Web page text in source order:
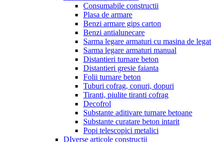
Consumabile constructii
Plasa de armare
Benzi armare gips carton
Benzi antialunecare
Sarma legare armaturi cu masina de legat
Sarma legare armaturi manual
Distantieri turnare beton
Distantieri gresie faianta
Folii turnare beton
Tuburi cofrag, conuri, dopuri
Tiranti, piulite tiranti cofrag
Decofrol
Substante aditivare turnare betoane
Substante curatare beton intarit
Popi telescopici metalici
DIverse articole constructii